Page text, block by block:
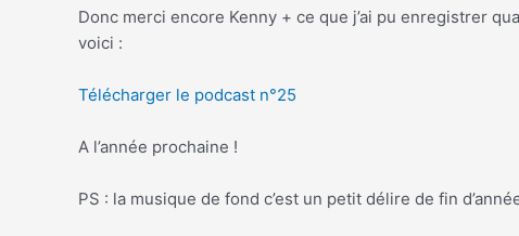
Donc merci encore Kenny + ce que j’ai pu enregistrer
voici :
Télécharger le podcast n°25
A l’année prochaine !
PS : la musique de fond c’est un petit délire de fin